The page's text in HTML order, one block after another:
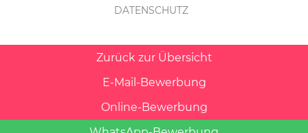
DATENSCHUTZ
Zurück zur Übersicht
E-Mail-Bewerbung
Online-Bewerbung